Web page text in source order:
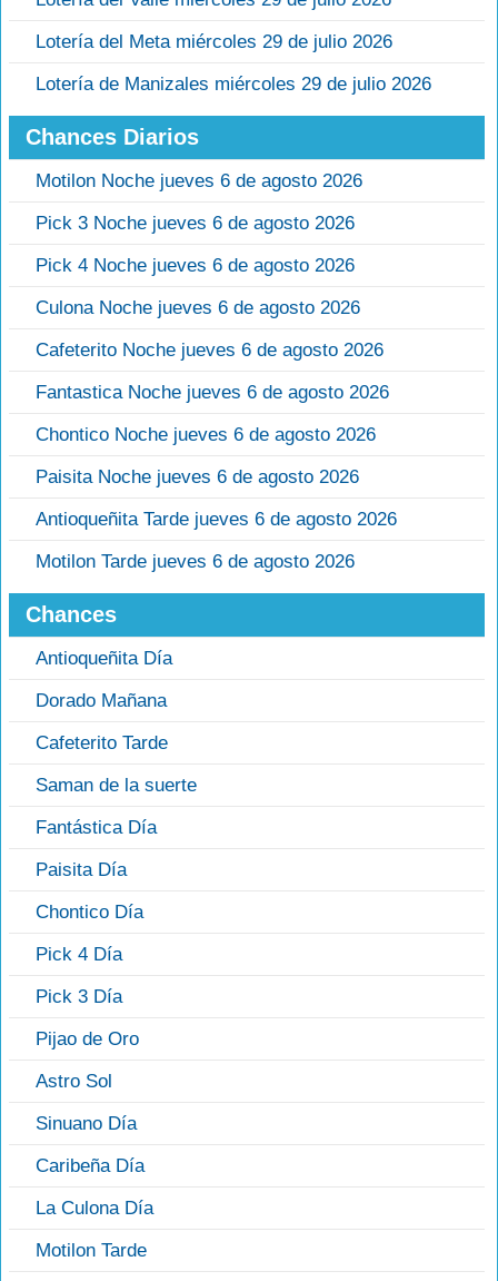
Lotería del Meta miércoles 29 de julio 2026
Lotería de Manizales miércoles 29 de julio 2026
Chances Diarios
Motilon Noche jueves 6 de agosto 2026
Pick 3 Noche jueves 6 de agosto 2026
Pick 4 Noche jueves 6 de agosto 2026
Culona Noche jueves 6 de agosto 2026
Cafeterito Noche jueves 6 de agosto 2026
Fantastica Noche jueves 6 de agosto 2026
Chontico Noche jueves 6 de agosto 2026
Paisita Noche jueves 6 de agosto 2026
Antioqueñita Tarde jueves 6 de agosto 2026
Motilon Tarde jueves 6 de agosto 2026
Chances
Antioqueñita Día
Dorado Mañana
Cafeterito Tarde
Saman de la suerte
Fantástica Día
Paisita Día
Chontico Día
Pick 4 Día
Pick 3 Día
Pijao de Oro
Astro Sol
Sinuano Día
Caribeña Día
La Culona Día
Motilon Tarde